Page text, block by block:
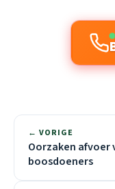
← VORIGE
Oorzaken afvoer
boosdoeners